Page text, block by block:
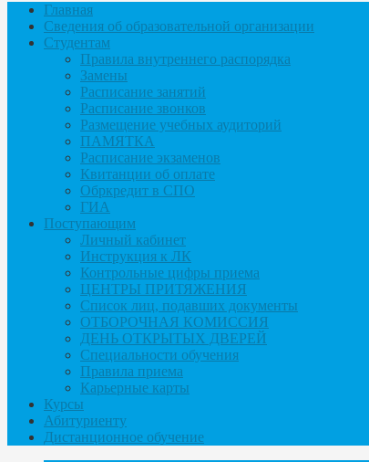
Главная
Сведения об образовательной организации
Студентам
Правила внутреннего распорядка
Замены
Расписание занятий
Расписание звонков
Размещение учебных аудиторий
ПАМЯТКА
Расписание экзаменов
Квитанции об оплате
Обркредит в СПО
ГИА
Поступающим
Личный кабинет
Инструкция к ЛК
Контрольные цифры приема
ЦЕНТРЫ ПРИТЯЖЕНИЯ
Список лиц, подавших документы
ОТБОРОЧНАЯ КОМИССИЯ
ДЕНЬ ОТКРЫТЫХ ДВЕРЕЙ
Специальности обучения
Правила приема
Карьерные карты
Курсы
Абитуриенту
Дистанционное обучение